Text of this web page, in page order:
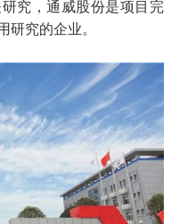
究，通威股份是项目完
研究的企业。